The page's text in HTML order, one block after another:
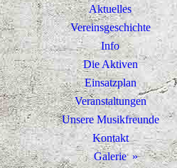
Aktuelles
Vereinsgeschichte
Info
Die Aktiven
Einsatzplan
Veranstaltungen
Unsere Musikfreunde
Kontakt
Galerie